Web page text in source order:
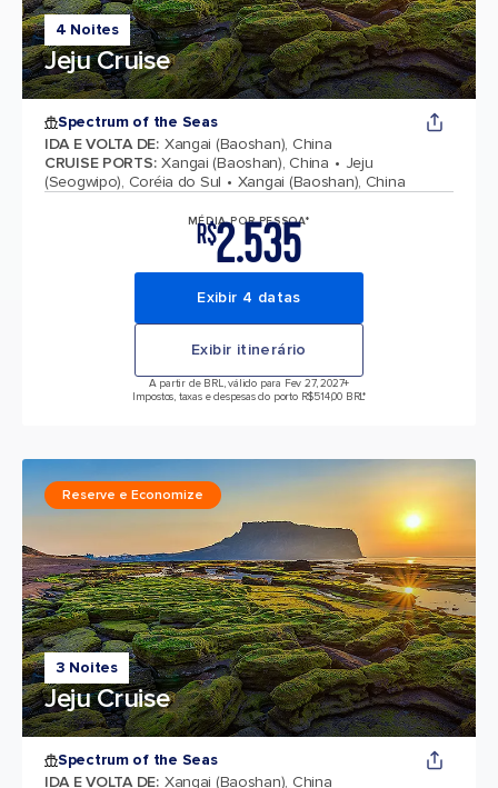
4 Noites
Jeju Cruise
Spectrum of the Seas
IDA E VOLTA DE: Xangai (Baoshan), China
CRUISE PORTS: Xangai (Baoshan), China
Jeju
(Seogwipo), Coréia do Sul
Xangai (Baoshan), China
MÉDIA POR PESSOA*
R$2.535
Exibir 4 datas
Exibir itinerário
A partir de BRL, válido para Fev 27, 2027+
Impostos, taxas e despesas do porto R$514,00 BRL*
3 Noites
Jeju Cruise
Reserve e Economize
Spectrum of the Seas
IDA E VOLTA DE: Xangai (Baoshan), China